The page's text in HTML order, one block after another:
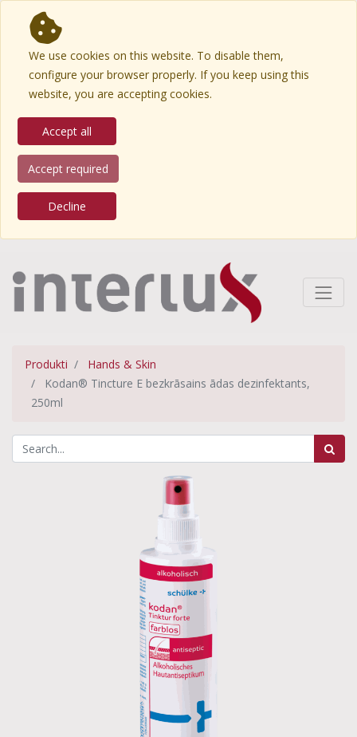
We use cookies on this website. To disable them,
configure your browser properly. If you keep using this
website, you are accepting cookies.
Accept all
Accept required
Decline
Produkti
Hands & Skin
Kodan® Tincture E bezkrāsains ādas dezinfektants,
250ml